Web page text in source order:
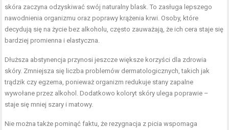
skóra zaczyna odzyskiwać swój naturalny blask. To zasługa lepszego
nawodnienia organizmu oraz poprawy krążenia krwi. Osoby, które
decydują się na życie bez alkoholu, często zauważają, że ich cera staje się
bardziej promienna i elastyczna.
Dłuższa abstynencja przynosi jeszcze większe korzyści dla zdrowia
skóry. Zmniejsza się liczba problemów dermatologicznych, takich jak
trądzik czy egzema, ponieważ organizm redukuje stany zapalne
wywołane przez alkohol. Dodatkowo koloryt skóry ulega poprawie –
staje się mniej szary i matowy.
Nie można także pominąć faktu, że rezygnacja z picia wspomaga